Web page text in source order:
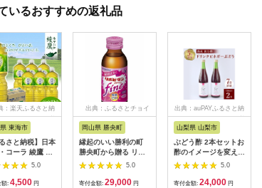
いるおすすめの返礼品
：楽天ふるさと納
税
東海市
るさと納税】日本
コーラ 綾鷹 緑
6本 ペットボト
】
5.0
額: 4,500 円
出典：ふるさとチョイ
ス
岡山県 勝央町
縁起のいい勝利の町
勝央町から贈る リポ
ビタンfine 50本セッ
ト 女性向け 大正製薬
医薬部外品 _S105
5.0
寄付金額: 29,000 円
出典：auPAYふるさと納
税
山梨県 山梨市
ぶどう酢 2本セットお
酢のイメージを変える
熟成飲む酢!ドリンク
ビネガーぶどう (7倍
濃縮タイプ)_ ふるさ
5.0
寄付金額: 24,000 円